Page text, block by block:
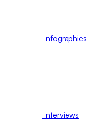
Infographies
Interviews